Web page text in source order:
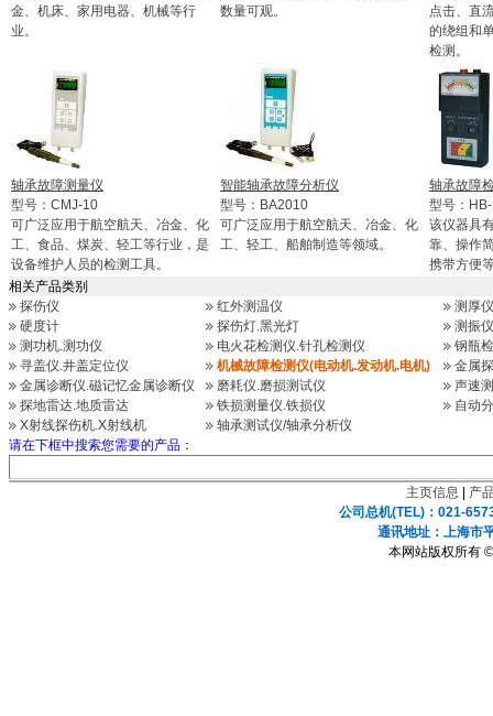
金、机床、家用电器、机械等行
业。
数量可观。
点击、直
的绕组和
检测。
轴承故障测量仪
型号：CMJ-10
可广泛应用于航空航天、冶金、化
工、食品、煤炭、轻工等行业，是
设备维护人员的检测工具。
智能轴承故障分析仪
型号：BA2010
可广泛应用于航空航天、冶金、化
工、轻工、船舶制造等领域。
轴承故障
型号：
该仪器具
靠、操作
携带方便
相关产品类别
探伤仪
红外测温仪
测厚仪
硬度计
探伤灯.黑光灯
测振
测功机.测功仪
电火花检测仪.针孔检测仪
钢瓶
寻盖仪.井盖定位仪
机械故障检测仪(电动机.发动机.电机)
金属
金属诊断仪.磁记忆金属诊断仪
磨耗仪.磨损测试仪
声速
探地雷达.地质雷达
铁损测量仪.铁损仪
自动
X射线探伤机.X射线机
轴承测试仪/轴承分析仪
请在下框中搜索您需要的产品：
主页信息
产
公司总机(TEL)：021-
通讯地址：上海
本网站版权所有